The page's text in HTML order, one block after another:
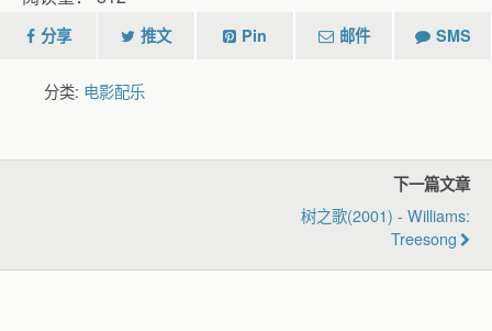
分享 推文 Pin 邮件 SMS
分类: 电影配乐
下一篇文章
树之歌(2001) - Williams:
Treesong